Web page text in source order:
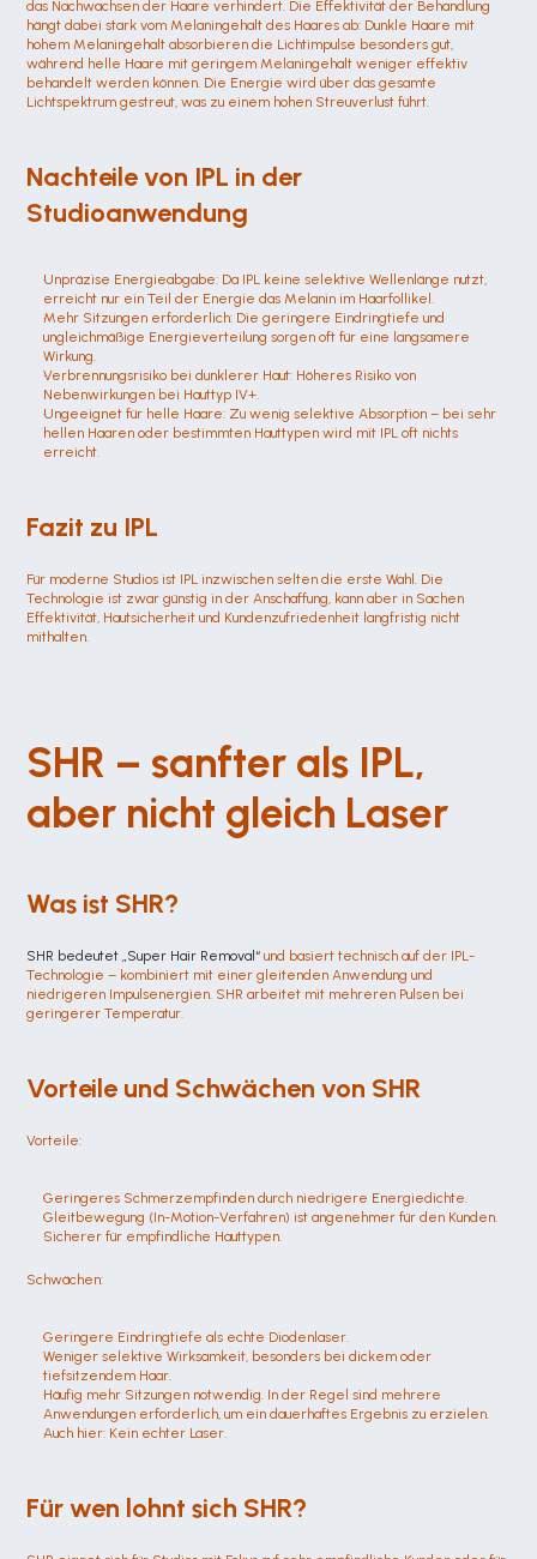
das Nachwachsen der Haare verhindert. Die Effektivität der Behandlung
hängt dabei stark vom Melaningehalt des Haares ab: Dunkle Haare mit
hohem Melaningehalt absorbieren die Lichtimpulse besonders gut,
während helle Haare mit geringem Melaningehalt weniger effektiv
behandelt werden können. Die Energie wird über das gesamte
Lichtspektrum gestreut, was zu einem hohen Streuverlust führt.
Nachteile von IPL in der
Studioanwendung
Unpräzise Energieabgabe: Da IPL keine selektive Wellenlänge nutzt,
erreicht nur ein Teil der Energie das Melanin im Haarfollikel.
Mehr Sitzungen erforderlich: Die geringere Eindringtiefe und
ungleichmäßige Energieverteilung sorgen oft für eine langsamere
Wirkung.
Verbrennungsrisiko bei dunklerer Haut: Höheres Risiko von
Nebenwirkungen bei Hauttyp IV+.
Ungeeignet für helle Haare: Zu wenig selektive Absorption – bei sehr
hellen Haaren oder bestimmten Hauttypen wird mit IPL oft nichts
erreicht.
Fazit zu IPL
Für moderne Studios ist IPL inzwischen selten die erste Wahl. Die
Technologie ist zwar günstig in der Anschaffung, kann aber in Sachen
Effektivität, Hautsicherheit und Kundenzufriedenheit langfristig nicht
mithalten.
SHR – sanfter als IPL,
aber nicht gleich Laser
Was ist SHR?
SHR bedeutet „Super Hair Removal“ und basiert technisch auf der IPL-
Technologie – kombiniert mit einer gleitenden Anwendung und
niedrigeren Impulsenergien. SHR arbeitet mit mehreren Pulsen bei
geringerer Temperatur.
Vorteile und Schwächen von SHR
Vorteile:
Geringeres Schmerzempfinden durch niedrigere Energiedichte.
Gleitbewegung (In-Motion-Verfahren) ist angenehmer für den Kunden.
Sicherer für empfindliche Hauttypen.
Schwächen:
Geringere Eindringtiefe als echte Diodenlaser.
Weniger selektive Wirksamkeit, besonders bei dickem oder
tiefsitzendem Haar.
Häufig mehr Sitzungen notwendig. In der Regel sind mehrere
Anwendungen erforderlich, um ein dauerhaftes Ergebnis zu erzielen.
Auch hier: Kein echter Laser.
Für wen lohnt sich SHR?